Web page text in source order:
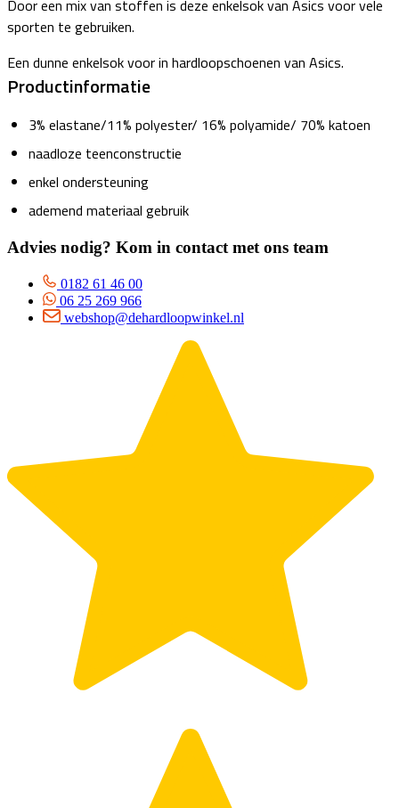
Door een mix van stoffen is deze enkelsok van Asics voor vele
sporten te gebruiken.
Een dunne enkelsok voor in hardloopschoenen van Asics.
Productinformatie
3% elastane/11% polyester/ 16% polyamide/ 70% katoen
naadloze teenconstructie
enkel ondersteuning
ademend materiaal gebruik
Advies nodig? Kom in contact met ons team
0182 61 46 00
06 25 269 966
webshop@dehardloopwinkel.nl